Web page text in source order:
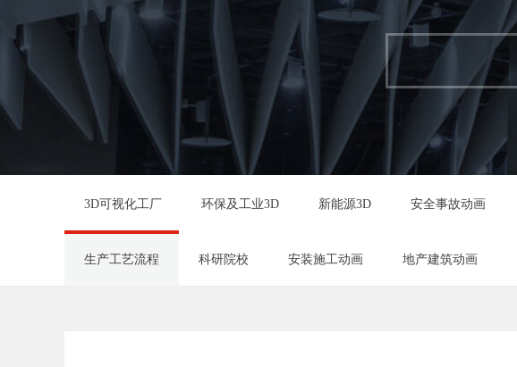
3D可视化工厂 环保及工业3D 新能源3D 安全事故动画
生产工艺流程 科研院校 安装施工动画 地产建筑动画